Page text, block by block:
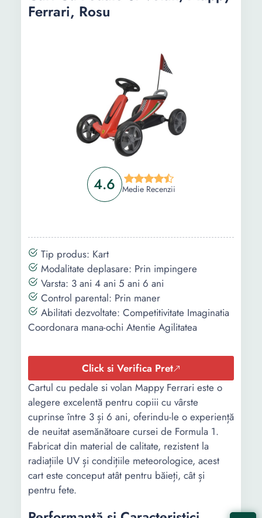
4.6 Medie Recenzii
Ferrari, Rosu
Tip produs: Kart
Modalitate deplasare: Prin impingere
Varsta: 3 ani 4 ani 5 ani 6 ani
Control parental: Prin maner
Abilitati dezvoltate: Competitivitate Imaginatia
Coordonara mana-ochi Atentie Agilitatea
Click si Verifica Pret
Cartul cu pedale si volan Mappy Ferrari este o
alegere excelentă pentru copiii cu vârste
cuprinse între 3 și 6 ani, oferindu-le o experiență
de neuitat asemănătoare cursei de Formula 1.
Fabricat din material de calitate, rezistent la
radiațiile UV și condițiile meteorologice, acest
cart este conceput atât pentru băieți, cât și
pentru fete.